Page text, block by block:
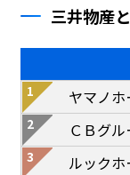
三井物産
ヤマノ
ＣＢグ
ルック